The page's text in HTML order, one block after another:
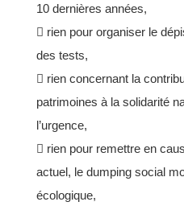
10 dernières années,
 rien pour organiser le
des tests,
 rien concernant la
patrimoines à la solidarité
l’urgence,
 rien pour remettre en
actuel, le dumping social
écologique,